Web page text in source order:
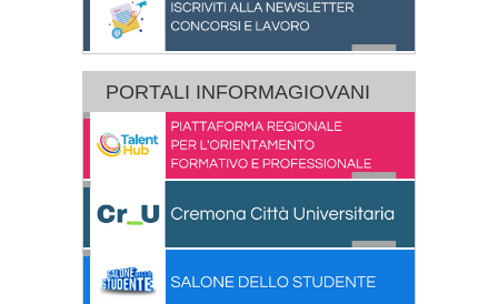
PORTALI INFORMAGIOVANI